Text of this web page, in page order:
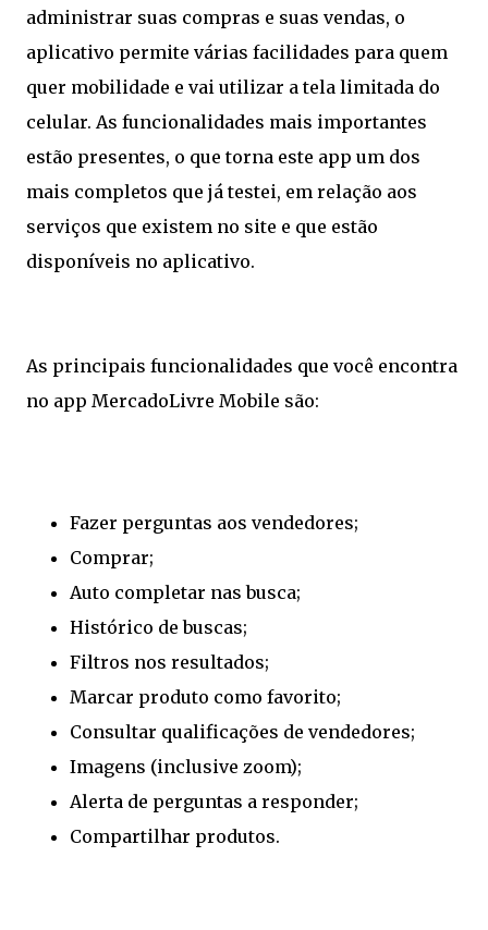
administrar suas compras e suas vendas, o
aplicativo permite várias facilidades para quem
quer mobilidade e vai utilizar a tela limitada do
celular. As funcionalidades mais importantes
estão presentes, o que torna este app um dos
mais completos que já testei, em relação aos
serviços que existem no site e que estão
disponíveis no aplicativo.
As principais funcionalidades que você encontra
no app MercadoLivre Mobile são:
Fazer perguntas aos vendedores;
Comprar;
Auto completar nas busca;
Histórico de buscas;
Filtros nos resultados;
Marcar produto como favorito;
Consultar qualificações de vendedores;
Imagens (inclusive zoom);
Alerta de perguntas a responder;
Compartilhar produtos.